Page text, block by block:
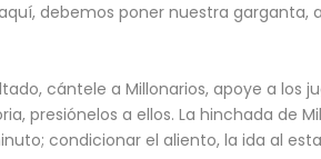
debemos poner nuestra
cántele a Millonarios, apoye a los
presiónelos a ellos. La hinchada de
condicionar el aliento, la ida al